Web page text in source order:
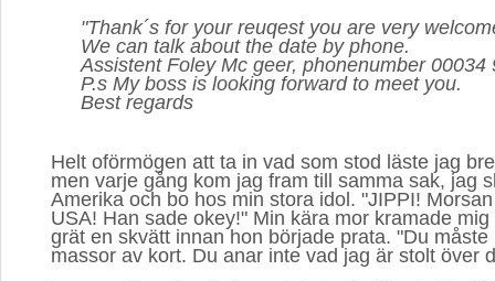
"Thank´s for your reuqest you are very
We can talk about the date by phone.
Assistent Foley Mc geer, phonenumber 00034
P.s My boss is looking forward to meet you.
Best regards
Helt oförmögen att ta in vad som stod läste jag
men varje gång kom jag fram till samma sak, jag
Amerika och bo hos min stora idol. "JIPPI!
USA! Han sade okey!" Min kära mor kramade
grät en skvätt innan hon började prata. "Du
massor av kort. Du anar inte vad jag är stolt över